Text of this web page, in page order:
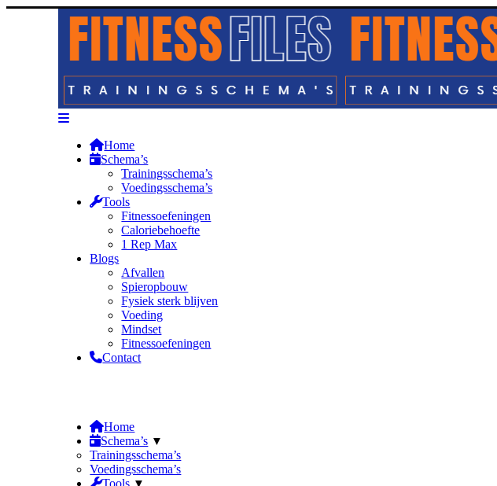
Home
Schema’s
Trainingsschema’s
Voedingsschema’s
Tools
Fitnessoefeningen
Caloriebehoefte
1 Rep Max
Blogs
Afvallen
Spieropbouw
Fysiek sterk blijven
Voeding
Mindset
Fitnessoefeningen
Contact
Home
Schema’s
Trainingsschema’s
Voedingsschema’s
Tools